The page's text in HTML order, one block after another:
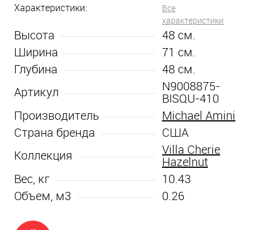
Характеристики:
Все
характеристики
Высота 48 см.
Ширина
71 см.
Глубина
48 см.
Артикул
N9008875-
BISQU-410
Производитель
Michael Amini
Страна бренда
США
Коллекция
Villa Cherie
Hazelnut
Вес, кг
10.43
Объем, м3
0.26